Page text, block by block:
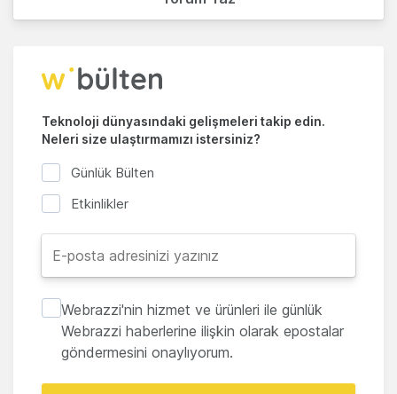
Teknoloji dünyasındaki gelişmeleri takip edin.
Neleri size ulaştırmamızı istersiniz?
Günlük Bülten
Etkinlikler
Webrazzi'nin hizmet ve ürünleri ile günlük
Webrazzi haberlerine ilişkin olarak epostalar
göndermesini onaylıyorum.